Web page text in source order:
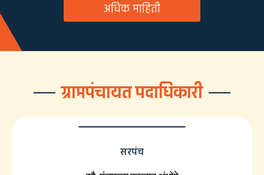
अधिक माहिती
ग्रामपंचायत पदाधिकारी
सरपंच